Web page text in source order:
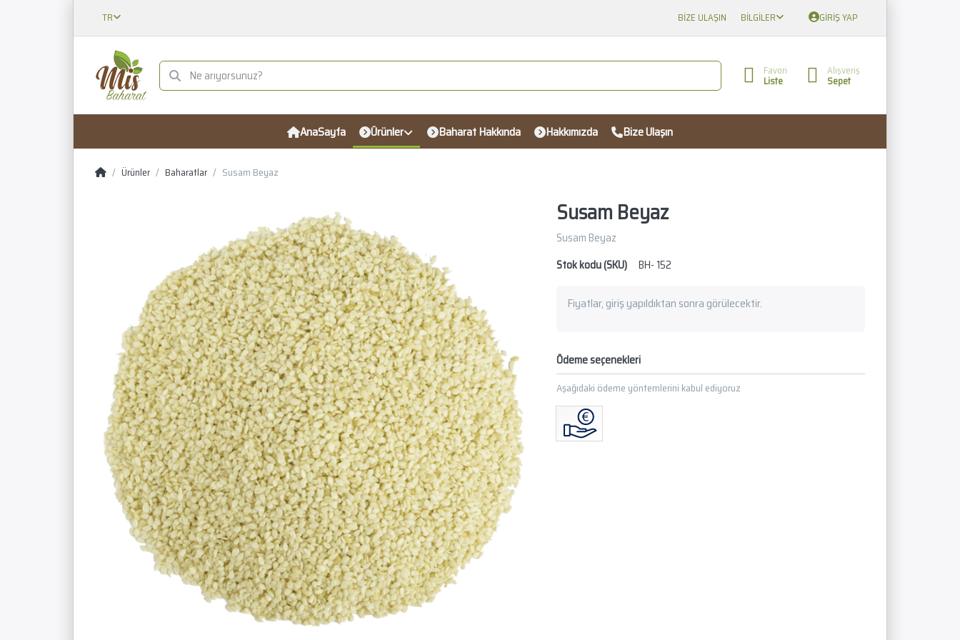
TR BIZE ULAŞIN BILGILER GIRIŞ YAP
Favori
Liste
Alışveriş
Sepet
AnaSayfa Ürünler Baharat Hakkında Hakkımızda Bize Ulaşın
Ürünler Baharatlar Susam Beyaz
Susam Beyaz
Susam Beyaz
Stok kodu (SKU)
BH- 152
Fiyatlar, giriş yapıldıktan sonra görülecektir.
Ödeme seçenekleri
Aşağıdaki ödeme yöntemlerini kabul ediyoruz